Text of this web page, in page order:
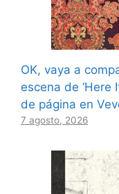
OK, vaya a
escena de ‘Here
de página en
7 agosto, 2026